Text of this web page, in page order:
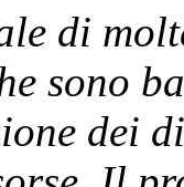
di
sono
dei